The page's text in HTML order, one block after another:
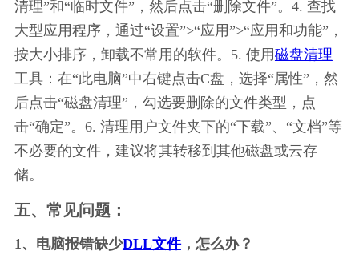
清理”和“临时文件”，然后点击“删除文件”。4. 查找
大型应用程序，通过“设置”>“应用”>“应用和功能”，
按大小排序，卸载不常用的软件。5. 使用磁盘清理
工具：在“此电脑”中右键点击C盘，选择“属性”，然
后点击“磁盘清理”，勾选要删除的文件类型，点
击“确定”。6. 清理用户文件夹下的“下载”、“文档”等
不必要的文件，建议将其转移到其他磁盘或云存
储。
五、常见问题：
1、电脑报错缺少DLL文件，怎么办？